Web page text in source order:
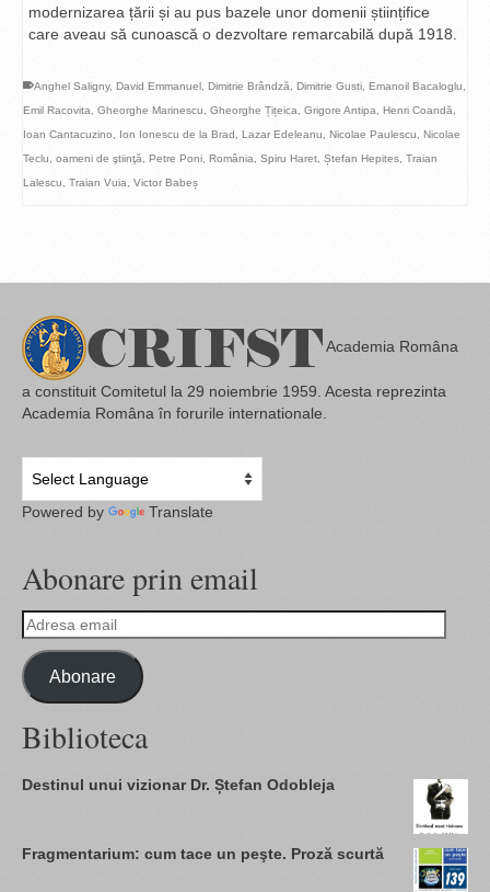
modernizarea țării și au pus bazele unor domenii științifice
care aveau să cunoască o dezvoltare remarcabilă după 1918.
Anghel Saligny, David Emmanuel Dimitrie Brândză Dimitrie Gusti Emanoil Bacaloglu
Emil Racovita
Gheorghe Marinescu Gheorghe Țițeica Grigore Antipa Henri Coandă
Ioan Cantacuzino
Ion Ionescu de la Brad Lazar Edeleanu Nicolae Paulescu
Nicolae
Teclu
oameni de ştiinţă Petre Poni România Spiru Haret Ștefan Hepites Traian
Lalescu
Traian Vuia Victor Babeș
Academia Româna
a constituit Comitetul la 29 noiembrie 1959. Acesta reprezinta
Academia Româna în forurile internationale.
Powered by Translate
Abonare prin email
Adresa
email
Abonare
Biblioteca
Destinul unui vizionar Dr. Ștefan Odobleja
Fragmentarium: cum tace un peşte. Proză scurtă